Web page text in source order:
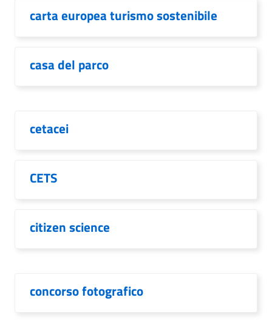
carta europea turismo sostenibile
casa del parco
cetacei
CETS
citizen science
concorso fotografico